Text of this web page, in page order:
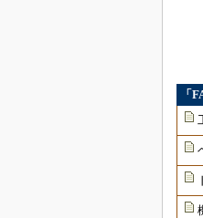
「